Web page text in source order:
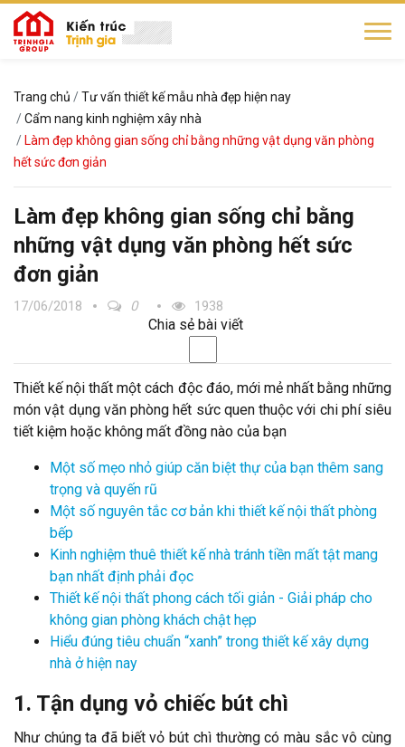
Trang chủ
Tư vấn thiết kế mẫu nhà đẹp hiện nay
Cẩm nang kinh nghiệm xây nhà
Làm đẹp không gian sống chỉ bằng những vật dụng văn phòng
hết sức đơn giản
Làm đẹp không gian sống chỉ bằng
những vật dụng văn phòng hết sức
đơn giản
17/06/2018 0 1938
Chia sẻ bài viết
Thiết kế nội thất một cách độc đáo, mới mẻ nhất bằng những
món vật dụng văn phòng hết sức quen thuộc với chi phí siêu
tiết kiệm hoặc không mất đồng nào của bạn
Một số mẹo nhỏ giúp căn biệt thự của bạn thêm sang
trọng và quyến rũ
Một số nguyên tắc cơ bản khi thiết kế nội thất phòng
bếp
Kinh nghiệm thuê thiết kế nhà tránh tiền mất tật mang
bạn nhất định phải đọc
Thiết kế nội thất phong cách tối giản - Giải pháp cho
không gian phòng khách chật hẹp
Hiểu đúng tiêu chuẩn “xanh” trong thiết kế xây dựng
nhà ở hiện nay
1. Tận dụng vỏ chiếc bút chì
Như chúng ta đã biết vỏ bút chì thường có màu sắc vô cùng